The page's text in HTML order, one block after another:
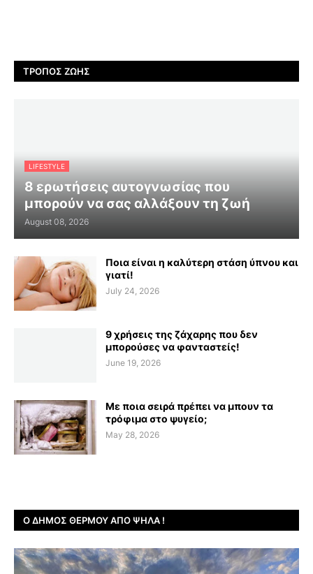
ΤΡΌΠΟΣ ΖΩΉΣ
LIFESTYLE
8 ερωτήσεις αυτογνωσίας που
μπορούν να σας αλλάξουν τη ζωή
August 08, 2026
Ποια είναι η καλύτερη στάση ύπνου και
γιατί!
July 24, 2026
9 χρήσεις της ζάχαρης που δεν
μπορούσες να φανταστείς!
June 19, 2026
Με ποια σειρά πρέπει να μπουν τα
τρόφιμα στο ψυγείο;
May 28, 2026
Ο ΔΉΜΟΣ ΘΈΡΜΟΥ ΑΠΌ ΨΗΛΆ !